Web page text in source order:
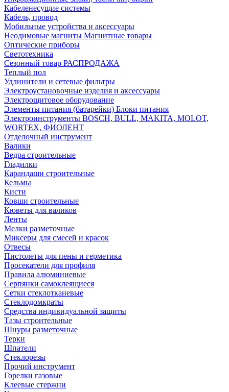
Кабеленесущие системы
Кабель, провод
Мобильные устройства и аксессуары
Неодимовые магниты Магнитные товары
Оптические приборы
Светотехника
Сезонный товар РАСПРОДАЖА
Теплый пол
Удлинители и сетевые фильтры
Электроустановочные изделия и аксессуары
Электрощитовое оборудование
Элементы питания (батарейки) Блоки питания
Электроинструменты BOSCH, BULL, MAKITA, MOLOT,
WORTEX, ФИОЛЕНТ
Отделочный инструмент
Валики
Ведра строительные
Гладилки
Карандаши строительные
Кельмы
Кисти
Ковши строительные
Кюветы для валиков
Ленты
Мелки разметочные
Миксеры для смесей и красок
Отвесы
Пистолеты для пены и герметика
Просекатели для профиля
Правила алюминиевые
Серпянки самоклеящиеся
Сетки стеклотканевые
Стеклодомкраты
Средства индивидуальной защиты
Тазы строительные
Шнуры разметочные
Терки
Шпатели
Стеклорезы
Прочий инструмент
Горелки газовые
Клеевые стержни